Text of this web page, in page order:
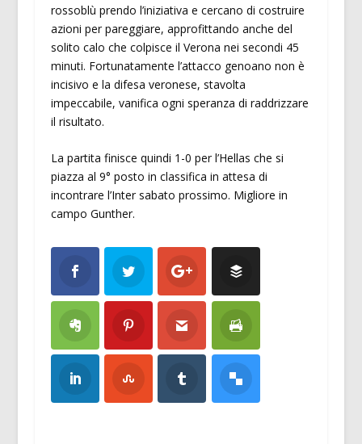
rossoblù prendo l’iniziativa e cercano di costruire
azioni per pareggiare, approfittando anche del
solito calo che colpisce il Verona nei secondi 45
minuti. Fortunatamente l’attacco genoano non è
incisivo e la difesa veronese, stavolta
impeccabile, vanifica ogni speranza di raddrizzare
il risultato.
La partita finisce quindi 1-0 per l’Hellas che si
piazza al 9° posto in classifica in attesa di
incontrare l’Inter sabato prossimo. Migliore in
campo Gunther.